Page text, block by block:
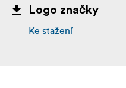
Logo značky
Ke stažení